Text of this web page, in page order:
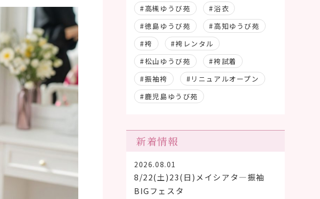
#高槻ゆうび苑
#浴衣
#徳島ゆうび苑
#高知ゆうび苑
#袴
#袴レンタル
#松山ゆうび苑
#袴試着
#振袖袴
#リニュアルオープン
#鹿児島ゆうび苑
新着情報
2026.08.01
8/22(土)23(日)メイシアタ―振袖
BIGフェスタ